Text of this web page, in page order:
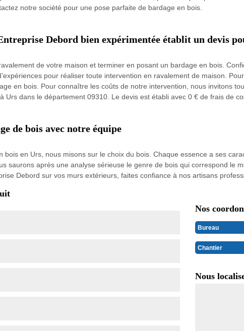
notre société pour une pose parfaite de bardage en bois.
Debord bien expérimentée établit un devis
de votre maison et terminer en posant un bardage en bois.
pour réaliser toute intervention en ravalement de maison.
en bois. Pour connaître les coûts de notre intervention, nous invitons
Urs dans le département 09310. Le devis est établi avec 0 € de frais de
de bois avec notre équipe
bois en Urs, nous misons sur le choix du bois. Chaque essence a ses
saurons après une analyse sérieuse le genre de bois qui correspond le
Debord sur vos murs extérieurs, faites confiance à nos artisans
Nos
Bureau
Chantier
Nous